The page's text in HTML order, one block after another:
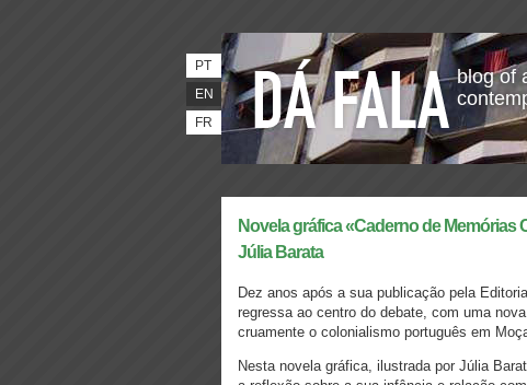
blog of
PT
EN
FR
Novela gráfica «Caderno de Memórias
Júlia Barata
Dez anos após a sua publicação pela
regressa ao centro do debate, com uma
cruamente o colonialismo português em
Nesta novela gráfica, ilustrada por Júlia